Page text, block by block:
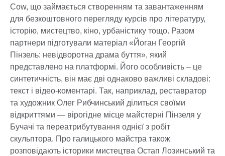
Cow, що займається створенням та завантаженням
для безкоштовного перегляду курсів про літературу,
історію, мистецтво, кіно, урбаністику тощо. Разом
партнери підготували матеріал «Йоган Георгій
Пінзель: невідворотна драма буття», який
представлено на платформі. Його особливість – це
синтетичність, він має дві однаково важливі складові:
текст і відео-коментарі. Так, наприклад, реставратор
та художник Олег Рибчинський ділиться своїми
відкриттями — вірогідне місце майстерні Пінзеля у
Бучачі та переатрибутування однієї з робіт
скульптора. Про галицького майстра також
розповідають історики мистецтва Остап Лозинський та